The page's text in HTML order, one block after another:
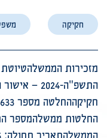
חקיקה
התשפ"ה-